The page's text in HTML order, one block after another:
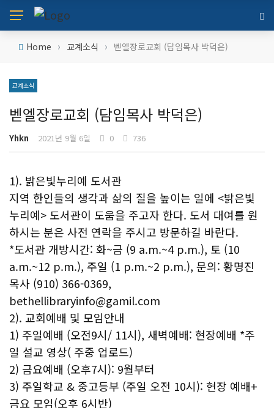
Home › 교계소식 › 벧엘장로교회 (담임목사 박덕은)
교계소식
벧엘장로교회 (담임목사 박덕은)
Yhkn 2021년 9월 6일 0 736
1). 밝은빛누리예 도서관
지역 한인들의 생각과 삶의 질을 높이는 일에 <밝은빛
누리예> 도서관이 도움을 주고자 한다. 도서 대여를 원
하시는 분은 사전 연락을 주시고 방문하길 바란다.
*도서관 개방시간: 화~금 (9 a.m.~4 p.m.), 토 (10
a.m.~12 p.m.), 주일 (1 p.m.~2 p.m.), 문의: 황명진
목사 (910) 366-0369,
bethellibraryinfo@gamil.com
2). 교회예배 및 모임안내
1) 주일예배 (오전9시/ 11시), 새벽예배: 현장예배 *주
일 설교 영상( 주중 업로드)
2) 금요예배 (오후7시): 9월부터
3) 주일학교 & 중고등부 (주일 오전 10시): 현장 예배+
금요 모임(오후 6시반)